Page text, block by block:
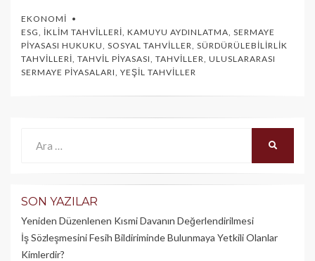
EKONOMI
ESG
İKLIM TAHVILLERI KAMUYU AYDINLATMA SERMAYE
PIYASASI HUKUKU SOSYAL TAHVILLER SÜRDÜRÜLEBILIRLIK
TAHVILLERI TAHVIL PIYASASI TAHVILLER ULUSLARARASI
SERMAYE PIYASALARI YEŞIL TAHVILLER
SON YAZILAR
Yeniden Düzenlenen Kısmi Davanın Değerlendirilmesi
İş Sözleşmesini Fesih Bildiriminde Bulunmaya Yetkili Olanlar
Kimlerdir?